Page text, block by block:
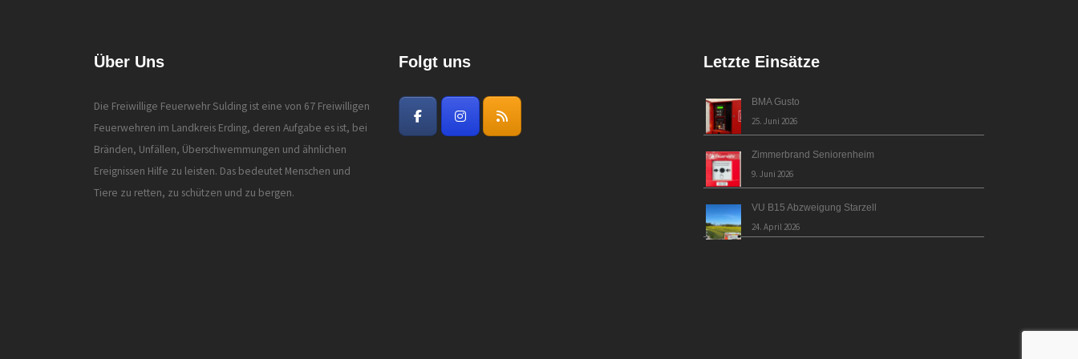
Über Uns
Die Freiwillige Feuerwehr Sulding ist eine von 67 Freiwilligen
Feuerwehren im Landkreis Erding, deren Aufgabe es ist, bei
Bränden, Unfällen, Überschwemmungen und ähnlichen
Ereignissen Hilfe zu leisten. Das bedeutet Menschen und
Tiere zu retten, zu schützen und zu bergen.
Folgt uns Letzte Einsätze
BMA Gusto
25. Juni 2026
Zimmerbrand Seniorenheim
9. Juni 2026
VU B15 Abzweigung Starzell
24. April 2026